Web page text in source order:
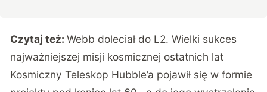
Czytaj też:Webb doleciał do L2. Wielki sukces
najważniejszej misji kosmicznej ostatnich lat
Kosmiczny Teleskop Hubble’a pojawił się w formie